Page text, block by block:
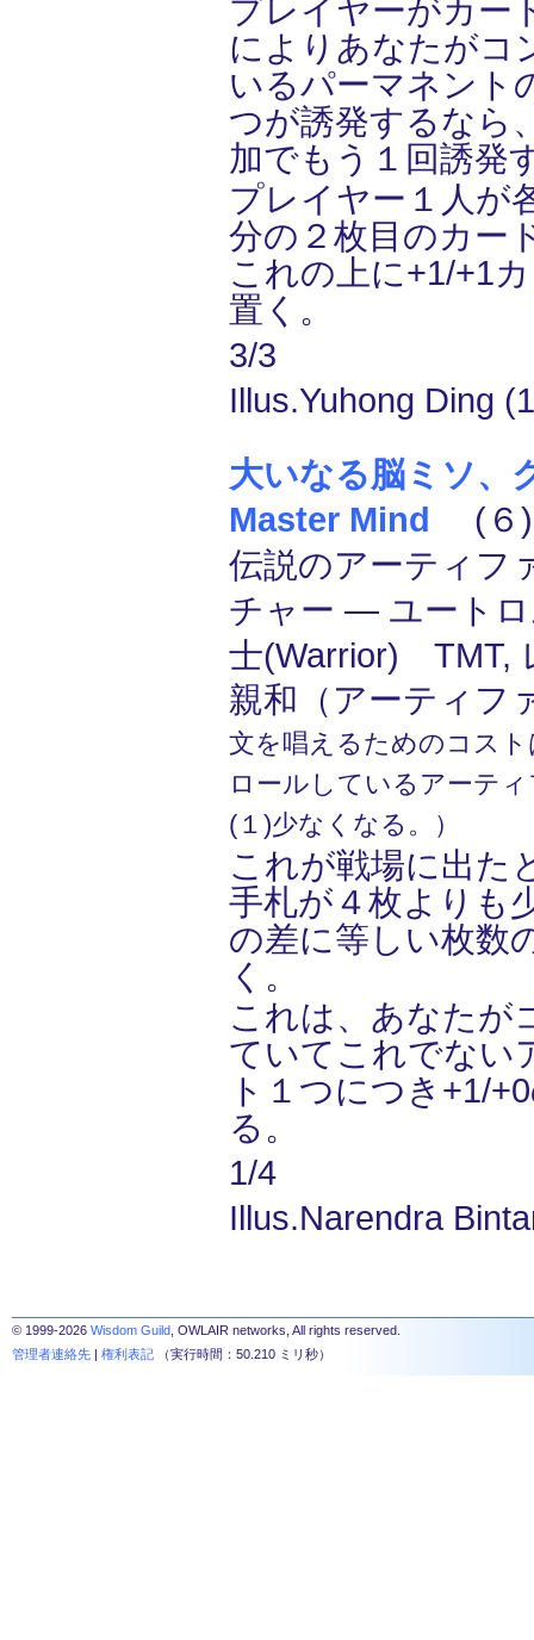
プレイヤーがカー
によりあなたがコ
いるパーマネント
つが誘発するなら
加でもう１回誘発
プレイヤー１人が
分の２枚目のカー
これの上に+1/+1
置く。
3/3
Illus.Yuhong Ding
大いなる脳ミソ、
Master Mind (６
伝説のアーティフ
チャー ― ユート
士(Warrior) TMT,
親和（アーティフ
文を唱えるためのコス
ロールしているアーテ
(１)少なくなる。）
これが戦場に出た
手札が４枚よりも
の差に等しい枚数
く。
これは、あなたが
ていてこれでない
ト１つにつき+1/
る。
1/4
Illus.Narendra
© 1999-2026 Wisdom Guild , OWLAIR networks, All rights reserved.
管理者連絡先 | 権利表記 （実行時間：50.210 ミリ秒）